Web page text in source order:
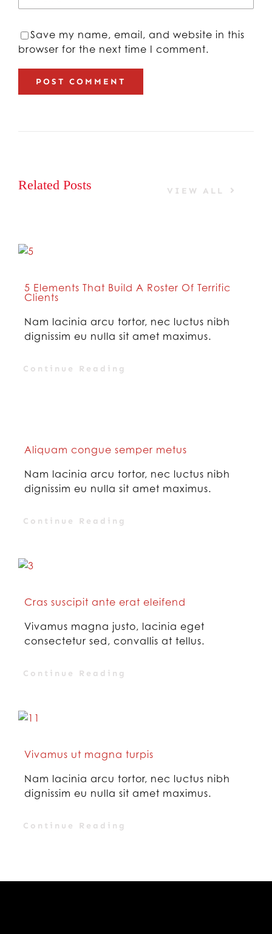
Save my name, email, and website in this
browser for the next time I comment.
Related Posts VIEW ALL
5 Elements That Build A Roster Of Terrific
Clients
Nam lacinia arcu tortor, nec luctus nibh
dignissim eu nulla sit amet maximus.
Continue Reading
Aliquam congue semper metus
Nam lacinia arcu tortor, nec luctus nibh
dignissim eu nulla sit amet maximus.
Continue Reading
Cras suscipit ante erat eleifend
Vivamus magna justo, lacinia eget
consectetur sed, convallis at tellus.
Continue Reading
Vivamus ut magna turpis
Nam lacinia arcu tortor, nec luctus nibh
dignissim eu nulla sit amet maximus.
Continue Reading